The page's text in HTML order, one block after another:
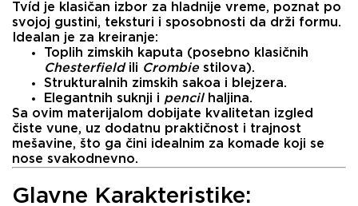
Tvíd je klasičan izbor za hladnije vreme, poznat po
svojoj gustini, teksturi i sposobnosti da drži formu.
Idealan je za kreiranje:
Toplih zimskih kaputa (posebno klasičnih
Chesterfieldili Crombiestilova).
Strukturalnih zimskih sakoa i blejzera.
Elegantnih suknji i pencilhaljina.
Sa ovim materijalom dobijate kvalitetan izgled
čiste vune, uz dodatnu praktičnost i trajnost
mešavine, što ga čini idealnim za komade koji se
nose svakodnevno.
Glavne Karakteristike: